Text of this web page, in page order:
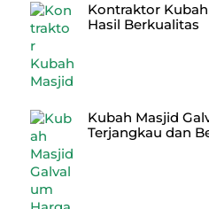
Kontraktor
Hasil Berkualitas
Kubah Masjid
Terjangkau dan